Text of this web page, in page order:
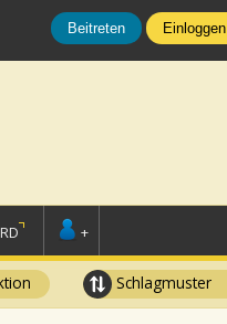
Beitreten Einloggen
+
Schlagmuster